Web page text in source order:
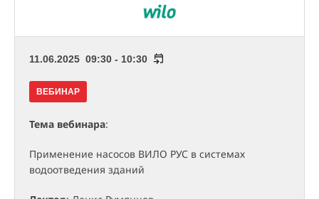
11.06.2025 09:30 - 10:30
ВЕБИНАР
Тема вебинара:
Применение насосов ВИЛО РУС в системах
водоотведения зданий